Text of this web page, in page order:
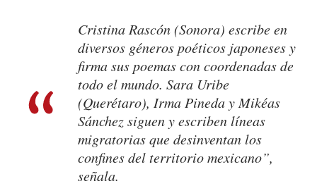
Cristina Rascón (Sonora) escribe en
diversos géneros poéticos japoneses y
firma sus poemas con coordenadas de
todo el mundo. Sara Uribe
(Querétaro), Irma Pineda y Mikéas
Sánchez siguen y escriben líneas
migratorias que desinventan los
confines del territorio mexicano”,
señala.